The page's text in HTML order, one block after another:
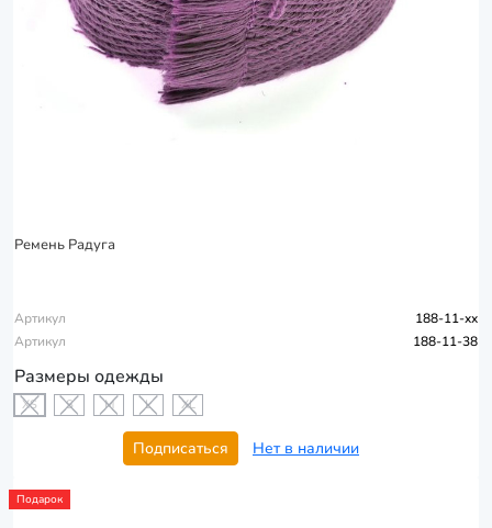
Ремень Радуга
Артикул
188-11-xx
Артикул
188-11-38
Размеры одежды
XS S M L XL
Подписаться Нет в наличии
Подарок